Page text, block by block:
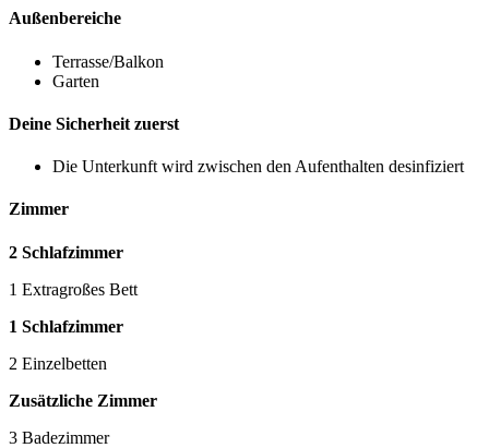
Außenbereiche
Terrasse/Balkon
Garten
Deine Sicherheit zuerst
Die Unterkunft wird zwischen den Aufenthalten desinfiziert
Zimmer
2 Schlafzimmer
1 Extragroßes Bett
1 Schlafzimmer
2 Einzelbetten
Zusätzliche Zimmer
3 Badezimmer